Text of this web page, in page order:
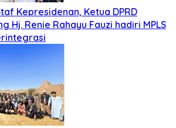
Kepresidenan, Ketua DPRD
Hj. Renie Rahayu Fauzi hadiri MPLS